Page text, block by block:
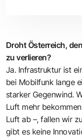
Droht Österreich,
zu verlieren?
Ja. Infrastruktur ist
bei Mobilfunk lange
starker Gegenwind.
Luft mehr
Luft ab –, fallen wir
gibt es keine